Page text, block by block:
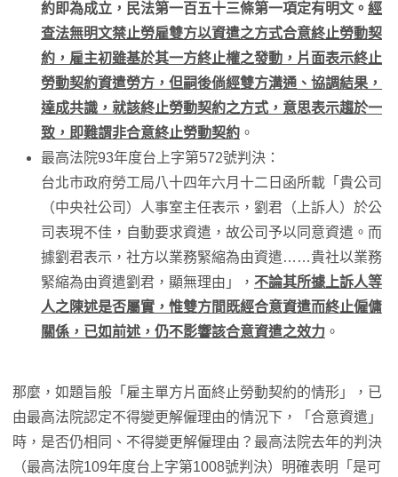
約即為成立，民法第一百五十三條第一項定有明文。 經
查法無明文禁止勞雇雙方以資遣之方式合意終止勞動契
約，雇主初雖基於其一方終止權之發動，片面表示終止
勞動契約資遣勞方，但嗣後倘經雙方溝通、協調結果，
達成共識，就該終止勞動契約之方式，意思表示趨於一
致，即難謂非合意終止勞動契約 。
最高法院93年度台上字第572號判決：
台北市政府勞工局八十四年六月十二日函所載「貴公司
（中央社公司）人事室主任表示，劉君（上訴人）於公
司表現不佳，自動要求資遣，故公司予以同意資遣。而
據劉君表示，社方以業務緊縮為由資遣……貴社以業務
緊縮為由資遣劉君，顯無理由」， 不論其所據上訴人等
人之陳述是否屬實，惟雙方間既經合意資遣而終止僱傭
關係，已如前述，仍不影響該合意資遣之效力 。
那麼，如題旨般「雇主單方片面終止勞動契約的情形」，已
由最高法院認定不得變更解僱理由的情況下，「合意資遣」
時，是否仍相同、不得變更解僱理由？最高法院去年的判決
（最高法院109年度台上字第1008號判決）明確表明「是可